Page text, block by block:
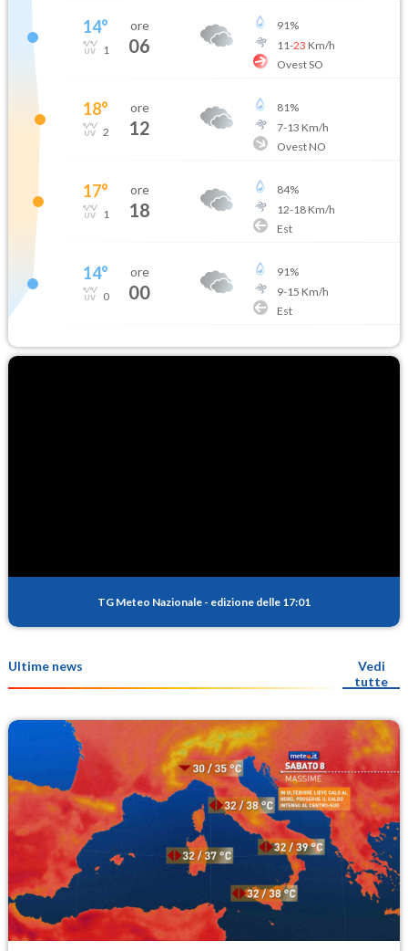
14°
1
ore
06
91%
11-23 Km/h
Ovest SO
18°
2
ore
12
81%
7-13 Km/h
Ovest NO
17°
1
ore
18
84%
12-18Km/h
Est
14°
0
ore
00
91%
9-15 Km/h
Est
TG Meteo Nazionale - edizione delle 17:01
Ultime news
Vedi
tutte